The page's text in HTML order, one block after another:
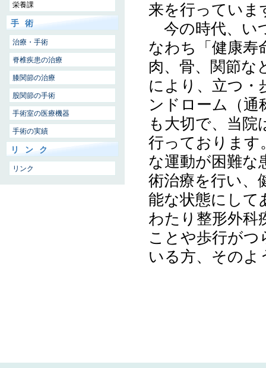
来を行っていま
今の時代、い
なわち「健康寿
肉、骨、関節な
により、立つ・
ンドローム（
も大切で、当院
行っております
な運動が困難な
術治療を行い、
能な状態にして
わたり整形外科
ことや歩行がつ
いる方、そのよ
栄養課
手術
治療・手術
脊椎疾患の治療
膝関節の治療
股関節の手術
手術室の医療機器
手術の実績
リンク
リンク